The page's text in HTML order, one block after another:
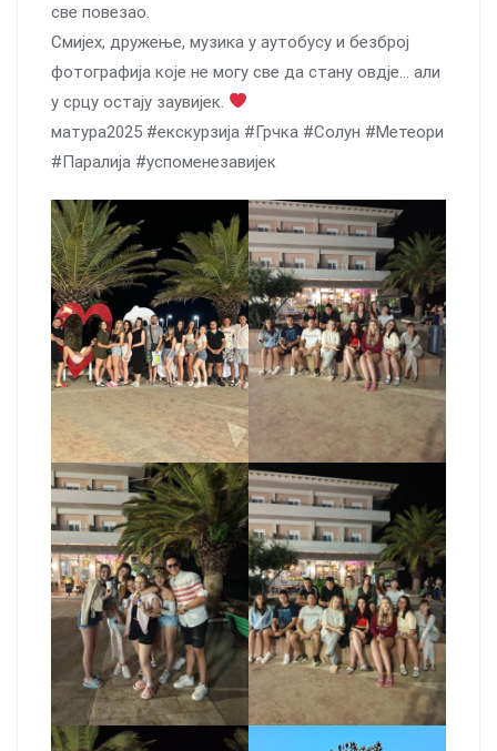
све повезао.
Смијех, дружење, музика у аутобусу и безброј
фотографија које не могу све да стану овдје… али
у срцу остају заувијек.
матура2025 #екскурзија #Грчка #Солун #Метеори
#Паралија #успоменезавијек